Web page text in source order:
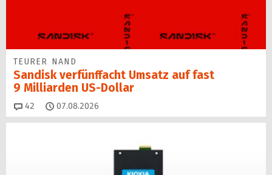
TEURER NAND
Sandisk verfünffacht Umsatz auf fast
9 Milliarden US-Dollar
42 Kommentare
07.08.2026